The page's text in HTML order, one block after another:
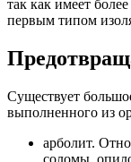
так как имеет
первым типом
Существует
выполненного из
арболит.
соломы,